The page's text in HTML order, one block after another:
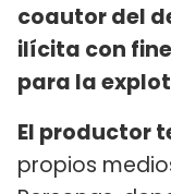
coautor del
ilícita con
para la
El productor
propios